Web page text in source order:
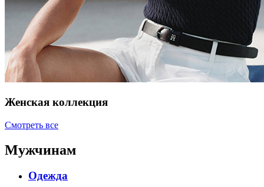
Женская коллекция
Смотреть все
Мужчинам
Одежда